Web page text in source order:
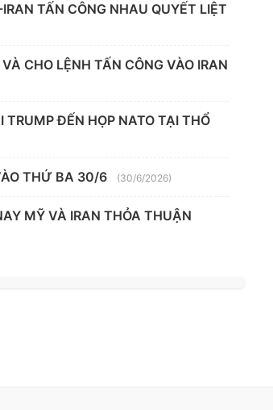
TẤN CÔNG NHAU QUYẾT LIỆT
CHO LỆNH TẤN CÔNG VÀO IRAN
TRUMP ĐẾN HỌP NATO TẠI THỔ
THỨ BA 30/6 (30/6/2026)
MỸ VÀ IRAN THỎA THUẬN